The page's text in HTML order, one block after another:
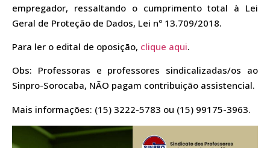
empregador, ressaltando o cumprimento total à Lei
Geral de Proteção de Dados, Lei nº 13.709/2018.
Para ler o edital de oposição, clique aqui.
Obs: Professoras e professores sindicalizadas/os ao
Sinpro-Sorocaba, NÃO pagam contribuição assistencial.
Mais informações: (15) 3222-5783 ou (15) 99175-3963.